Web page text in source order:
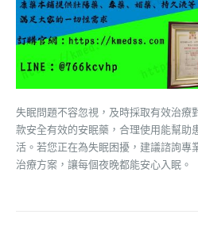
失眠問題不容忽視，及時採取有效治療
款安全有效的安眠藥，合理使用能幫助
活。若您正在為失眠困擾，建議諮詢專
治療方案，讓每個夜晚都能安心入眠。